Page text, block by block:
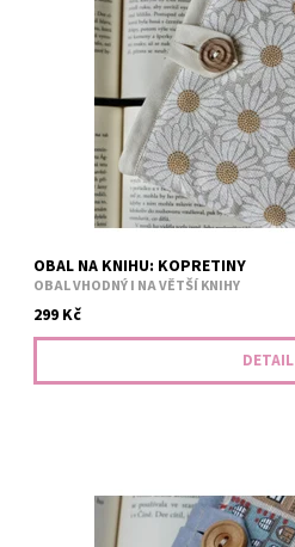
Obal je vhodný i na větší knihy.
měkká výplň. Například tituly:
polibek, Jiskra v popelu, nová Hra o
OBAL NA KNIHU: KOPRETINY
OBAL VHODNÝ I NA VĚTŠÍ KNIHY
299 Kč
DETAIL
Obal je vhodný i na větší knihy.